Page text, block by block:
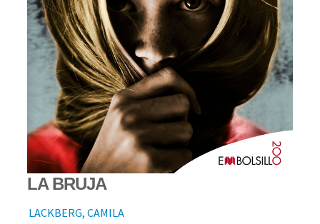
LA BRUJA
LACKBERG, CAMILA